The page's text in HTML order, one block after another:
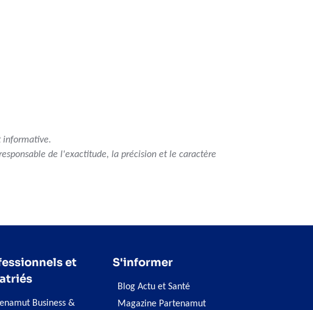
informative.
de l'exactitude, la précision et le caractère
et
Business &
S'informer
Blog Actu et Santé
Magazine Partenamut